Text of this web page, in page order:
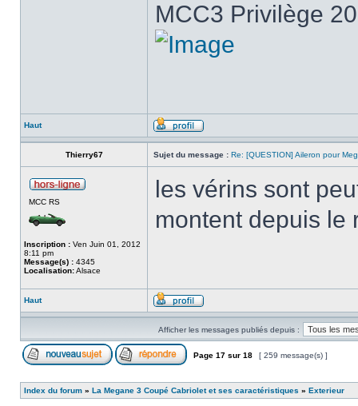
MCC3 Privilège
Haut
Thierry67 Sujet du message : Re: [QUESTION] Aileron pour
MCC RS
Inscription : Ven Juin 01, 2012
8:11 pm
Message(s) : 4345
Localisation:Alsace
les vérins sont
montent depuis le
Haut
Afficher les messages publiés depuis :
Page 17 sur 18 [ 259 message(s) ]
Index du forum » La Megane 3 Coupé Cabriolet et ses caractéristiques » Exterieur